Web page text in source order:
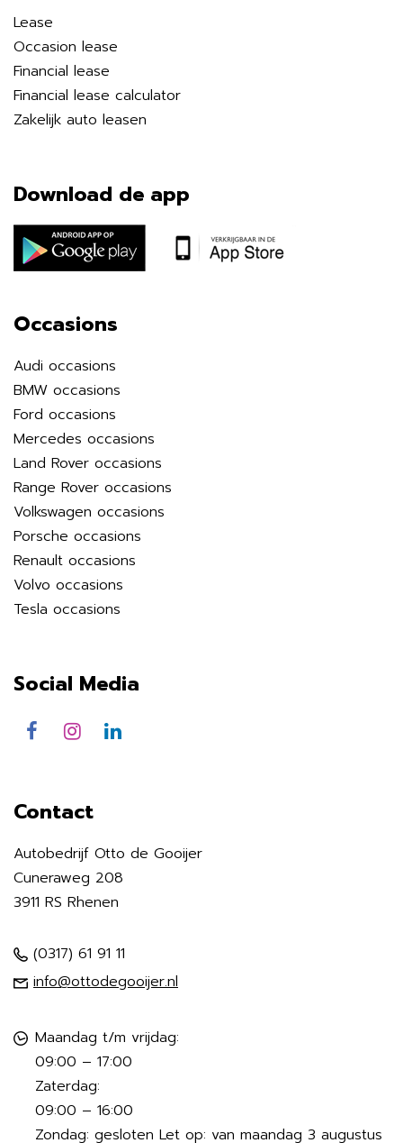
Lease
Occasion lease
Financial lease
Financial lease calculator
Zakelijk auto leasen
Download de app
Occasions
Audi occasions
BMW occasions
Ford occasions
Mercedes occasions
Land Rover occasions
Range Rover occasions
Volkswagen occasions
Porsche occasions
Renault occasions
Volvo occasions
Tesla occasions
Social Media
Contact
Autobedrijf Otto de Gooijer
Cuneraweg 208
3911 RS Rhenen
(0317) 61 91 11
info@ottodegooijer.nl
Maandag t/m vrijdag:
09:00 – 17:00
Zaterdag:
09:00 – 16:00
Zondag: gesloten Let op: van maandag 3 augustus